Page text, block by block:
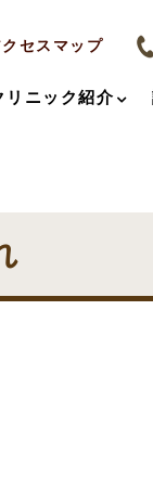
クセスマップ
リニック紹介